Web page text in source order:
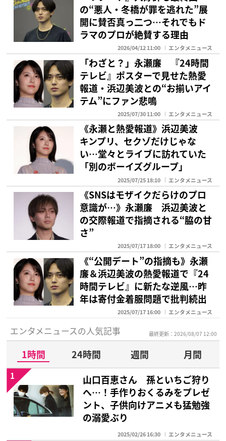
の“悪人・冬橋が罪を逃れた”展
開に賛否真っ二つ…それでもド
ラマのプロが絶賛する理由
2026/04/12 11:00 エンタメニュース
「わざと？」永瀬廉 『24時間
テレビ』ポスターで見せた熱愛
報道・浜辺美波との“お揃いアイ
テム”にファン悲鳴
2025/07/30 11:00 エンタメニュース
《永瀬と熱愛報道》浜辺美波
キンプリ、セクゾだけじゃな
い…堂々とライブに訪れていた
「別のボーイズグループ」
2025/07/25 18:10 エンタメニュース
《SNSはモザイクだらけのプロ
意識が…》永瀬廉 浜辺美波と
の交際報道で指摘される“脇の甘
さ”
2025/07/17 18:00 エンタメニュース
《“公開デート”の指摘も》永瀬
廉＆浜辺美波の熱愛報道で『24
時間テレビ』に新たな逆風…昨
年は寄付金着服問題で批判続出
2025/07/17 16:00 エンタメニュース
エンタメニュースの人気記事 最終更新：2026/08/07 12:00
1時間 24時間 週間
月間
山口百恵さん 孫といちご狩り
へ…！手作りおくるみをプレゼ
ント、子供向けアニメも猛勉強
の溺愛ぶり
2025/02/26 16:30 エンタメニュース
1